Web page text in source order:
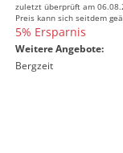
zuletzt überprüft am
Preis kann sich seitdem
5% Ersparnis
Weitere Angebote:
Bergzeit